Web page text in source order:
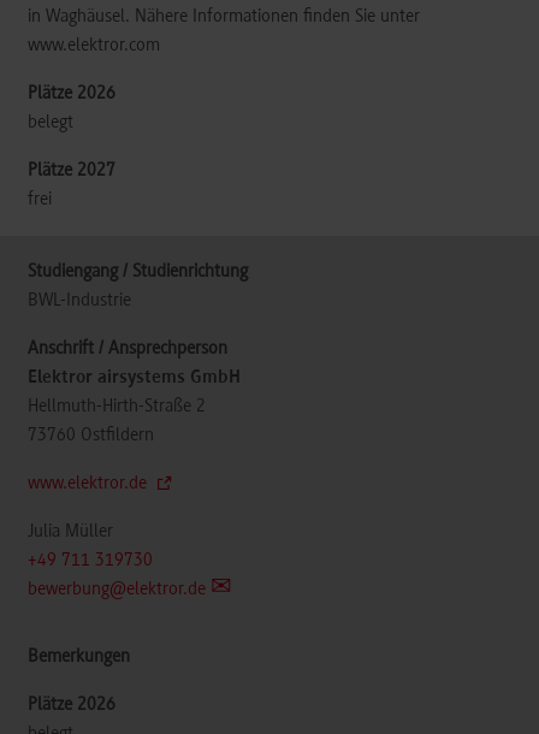
in Waghäusel. Nähere Informationen finden Sie unter
www.elektror.com
belegt
frei
BWL-Industrie
Elektror airsystems GmbH
Hellmuth-Hirth-Straße 2
73760 Ostfildern
www.elektror.de
Julia Müller
+49 711 319730
bewerbung@elektror.de